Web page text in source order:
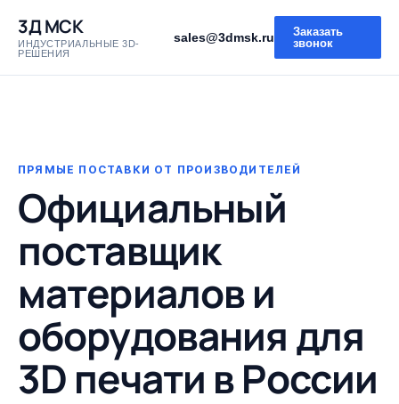
3Д МСК
ИНДУСТРИАЛЬНЫЕ 3D-
РЕШЕНИЯ
sales@3dmsk.ru
Заказать
звонок
ПРЯМЫЕ ПОСТАВКИ ОТ ПРОИЗВОДИТЕЛЕЙ
Официальный
поставщик
материалов и
оборудования для
3D печати в России